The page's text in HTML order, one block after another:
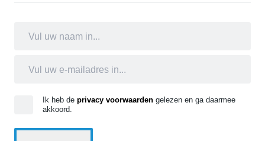
Ik heb de privacy voorwaarden gelezen en ga daarmee
akkoord.